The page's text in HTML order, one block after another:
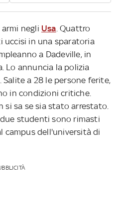
negli Usa . Quattro
uccisi in una sparatoria
a Dadeville, in
Lo annuncia la polizia
a 28 le persone ferite,
in condizioni critiche.
si sa se sia stato arrestato.
studenti sono rimasti
campus dell'università di